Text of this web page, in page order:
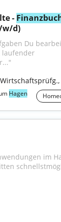
-
w/d)
laufender
Hagen
im